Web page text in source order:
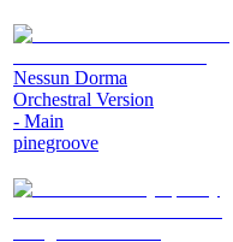
Nessun Dorma
Orchestral Version
- Main
pinegroove